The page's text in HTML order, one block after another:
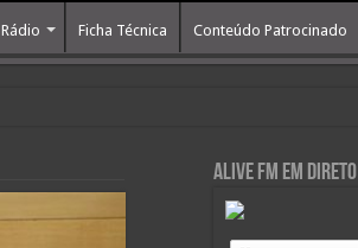
Rádio Ficha Técnica Conteúdo Patrocinado
Alive FM em Direto